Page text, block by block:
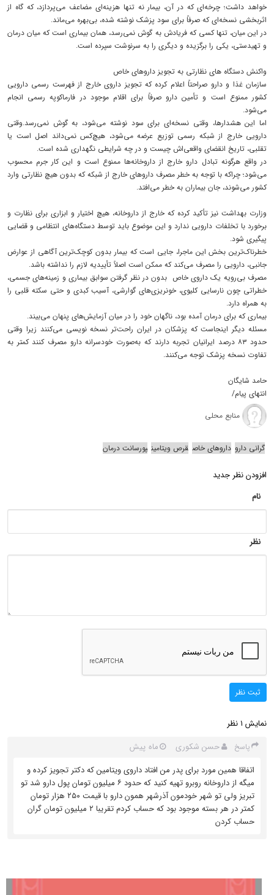
خواهد داشت؛ چرخه‌ای که در آن، بیمار نه تنها هزینه‌ای مضاعف می‌پردازد، که گاه از
اثربخشی نسخه‌ای که صرفاً برای سود پزشک نوشته شده، بی‌بهره می‌ماند.
در این میان، تنها کسی که فریادش به گوش نمی‌رسد، همان بیماری است که میان درمان
و تهیدستی، یکی را برگزیده و دیگری را به سرنوشت سپرده است.
واکنش دستگاه‌ های نظارتی به تجویز داروهای خاص
سازمان غذا و دارو صراحتاً اعلام کرده که تجویز داروی خارج از فهرست رسمی دارویی
کشور ممنوع است و تأمین دارو صرفاً برای اقلام موجود در فارماکوپه رسمی انجام
می‌شود.
اما این هشدارها، وقتی نسخه‌ای برای سود نوشته می‌شود، به گوش نمی‌رسد.وقتی
دارویی خارج از شبکه‌ رسمی توزیع عرضه می‌شود، هیچ‌کس نمی‌داند اصل است یا
تقلبی، تاریخ انقضای واقعی‌اش چیست و در چه شرایطی نگهداری شده است.
در واقع هرگونه تبادل دارو خارج از داروخانه‌ها ممنوع است و این کار جرم محسوب
می‌شود؛ چراکه با توجه به خطر مصرف داروهای خارج از شبکه که بدون هیچ نظارتی وارد
کشور می‌شوند، جان بیماران به خطر می‌افتد.
وزارت بهداشت نیز تأکید کرده که خارج از داروخانه، هیچ اختیار و ابزاری برای نظارت و
برخورد با تخلفات دارویی ندارد و این موضوع باید توسط دستگاه‌های انتظامی و قضایی
پیگیری شود.
خطرناک‌ترین بخش این ماجرا، جایی است که بیمار بدون کوچک‌ترین آگاهی از عوارض
جانبی، دارویی را مصرف می‌کند که ممکن است اصلاً تأییدیه لازم را نداشته باشد.
مصرف بی‌رویه یک داروی خاص بدون در نظر گرفتن سوابق بیماری و زمینه‌های جسمی،
خطراتی چون نارسایی کلیوی، خونریزی‌های گوارشی، آسیب کبدی و حتی سکته‌ قلبی را
به همراه دارد.
بیماری که برای درمان آمده بود، ناگهان خود را در میان آزمایش‌های پنهان می‌بیند.
مسئله دیگر اینجاست که پزشکان در ایران راحت‌تر نسخه نویسی می‌کنند زیرا وقتی
حدود ۸۳ درصد ایرانیان تجربه دارند که به‌صورت خودسرانه دارو مصرف کنند کمتر به
تفاوت نسخه‌ پزشک توجه می‌کنند.
حامد شایگان
انتهای پیام/
منابع محلی
گرانی دارو داروهای خاص قرص ویتامین پورسانت درمان
افزودن نظر جدید
نام
نظر
ثبت نظر
نمایش 1 نظر
پاسخ حسن شکوری
ماه پیش
اتفاقا همین مورد برای پدر من افتاد داروی ویتامین که دکتر تجویز کرده و
میگه از داروخانه روبرو تهیه کنید که حدود ۶ میلیون تومان پول دارو شد تو
تبریز ولی تو شهر خودمون آذرشهر همون دارو با قیمت ۲۵۰ هزار تومان
کمتر در هر بسته موجود بود که حساب کردم تقریبا ۲ میلیون تومان گران
حساب کردن